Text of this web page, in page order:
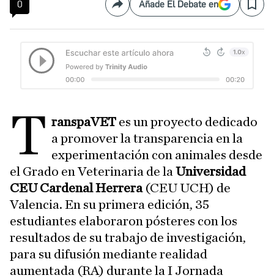
0 CompartirAñade El Debate en Save
T ranspaVET es un proyecto dedicado
a promover la transparencia en la
experimentación con animales desde
el Grado en Veterinaria de la Universidad
CEU Cardenal Herrera (CEU UCH) de
Valencia. En su primera edición, 35
estudiantes elaboraron pósteres con los
resultados de su trabajo de investigación,
para su difusión mediante realidad
aumentada (RA) durante la I Jornada